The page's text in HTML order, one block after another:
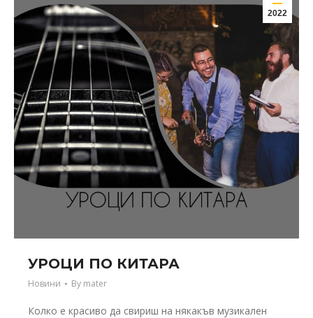
2022
УРОЦИ ПО КИТАРА
Новини By mater
Колко е красиво да свириш на някакъв музикален